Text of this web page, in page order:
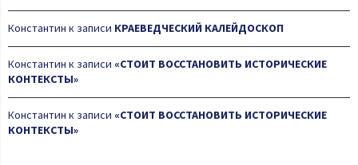
Константин к записи КРАЕВЕДЧЕСКИЙ КАЛЕЙДОСКОП
Константин к записи «СТОИТ ВОССТАНОВИТЬ ИСТОРИЧЕСКИЕ
КОНТЕКСТЫ»
Константин к записи «СТОИТ ВОССТАНОВИТЬ ИСТОРИЧЕСКИЕ
КОНТЕКСТЫ»